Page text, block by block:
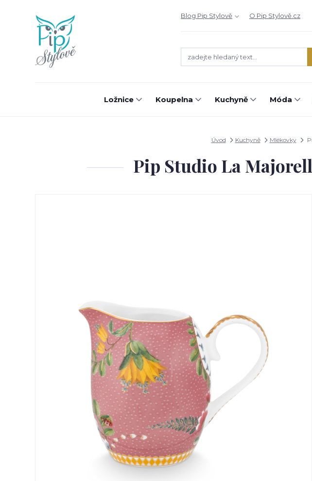
Blog Pip Stylově O Pip Stylově.cz
Ložnice Koupelna Kuchyně Móda
Úvod Kuchyně Mlékovky
Pip Studio La